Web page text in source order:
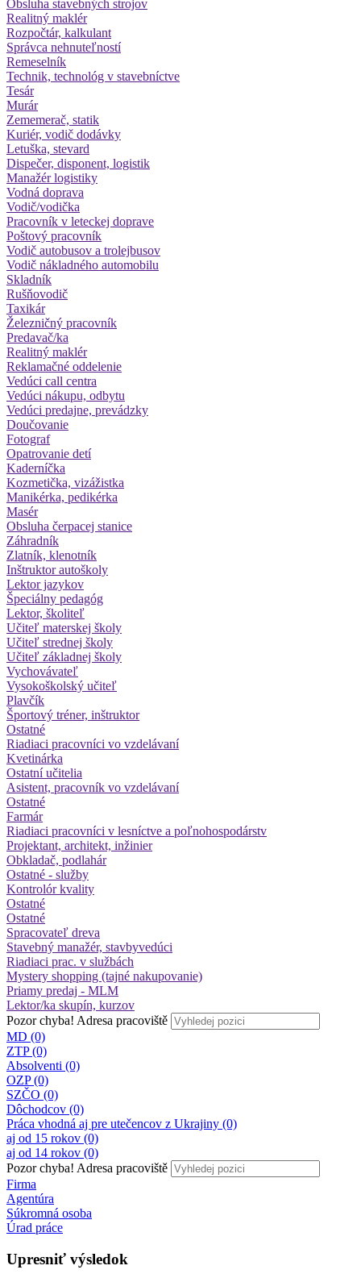
Obsluha stavebných strojov
Realitný maklér
Rozpočtár, kalkulant
Správca nehnuteľností
Remeselník
Technik, technológ v stavebníctve
Tesár
Murár
Zememerač, statik
Kuriér, vodič dodávky
Letuška, stevard
Dispečer, disponent, logistik
Manažér logistiky
Vodná doprava
Vodič/vodička
Pracovník v leteckej doprave
Poštový pracovník
Vodič autobusov a trolejbusov
Vodič nákladného automobilu
Skladník
Rušňovodič
Taxikár
Železničný pracovník
Predavač/ka
Realitný maklér
Reklamačné oddelenie
Vedúci call centra
Vedúci nákupu, odbytu
Vedúci predajne, prevádzky
Doučovanie
Fotograf
Opatrovanie detí
Kaderníčka
Kozmetička, vizážistka
Manikérka, pedikérka
Masér
Obsluha čerpacej stanice
Záhradník
Zlatník, klenotník
Inštruktor autoškoly
Lektor jazykov
Špeciálny pedagóg
Lektor, školiteľ
Učiteľ materskej školy
Učiteľ strednej školy
Učiteľ základnej školy
Vychovávateľ
Vysokoškolský učiteľ
Plavčík
Športový tréner, inštruktor
Ostatné
Riadiaci pracovníci vo vzdelávaní
Kvetinárka
Ostatní učitelia
Asistent, pracovník vo vzdelávaní
Ostatné
Farmár
Riadiaci pracovníci v lesníctve a poľnohospodárstv
Projektant, architekt, inžinier
Obkladač, podlahár
Ostatné - služby
Kontrolór kvality
Ostatné
Ostatné
Spracovateľ dreva
Stavebný manažér, stavbyvedúci
Riadiaci prac. v službách
Mystery shopping (tajné nakupovanie)
Priamy predaj - MLM
Lektor/ka skupín, kurzov
Pozor chyba! Adresa pracoviště
MD (0)
ZTP (0)
Absolventi (0)
OZP (0)
SZČO (0)
Dôchodcov (0)
Práca vhodná aj pre utečencov z Ukrajiny (0)
aj od 15 rokov (0)
aj od 14 rokov (0)
Pozor chyba! Adresa pracoviště
Firma
Agentúra
Súkromná osoba
Úrad práce
Upresniť výsledok